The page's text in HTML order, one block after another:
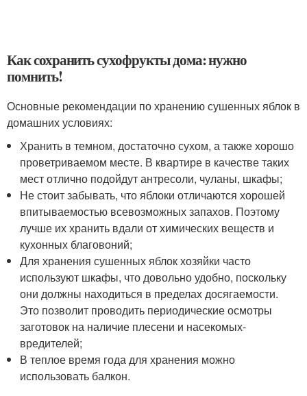
Как сохранить сухофрукты дома: нужно
помнить!
Основные рекомендации по хранению сушенных яблок в
домашних условиях:
Хранить в темном, достаточно сухом, а также хорошо
проветриваемом месте. В квартире в качестве таких
мест отлично подойдут антресоли, чуланы, шкафы;
Не стоит забывать, что яблоки отличаются хорошей
впитываемостью всевозможных запахов. Поэтому
лучше их хранить вдали от химических веществ и
кухонных благовоний;
Для хранения сушенных яблок хозяйки часто
используют шкафы, что довольно удобно, поскольку
они должны находиться в пределах досягаемости.
Это позволит проводить периодические осмотры
заготовок на наличие плесени и насекомых-
вредителей;
В теплое время года для хранения можно
использовать балкон.